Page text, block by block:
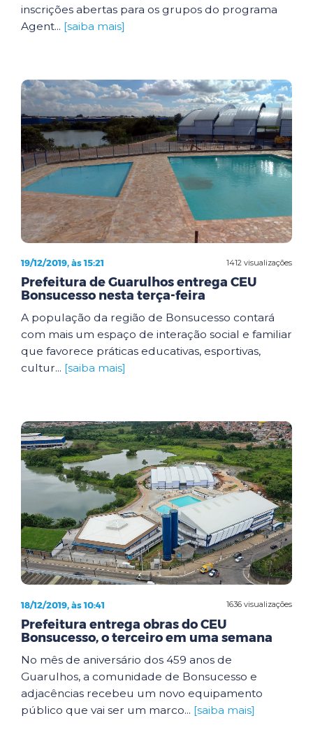
inscrições abertas para os grupos do programa
Agent... [saiba mais]
1412 visualizações
19/12/2019, às 15:21
Prefeitura de Guarulhos entrega CEU
Bonsucesso nesta terça-feira
A população da região de Bonsucesso contará
com mais um espaço de interação social e familiar
que favorece práticas educativas, esportivas,
cultur... [saiba mais]
1636 visualizações
18/12/2019, às 10:41
Prefeitura entrega obras do CEU
Bonsucesso, o terceiro em uma semana
No mês de aniversário dos 459 anos de
Guarulhos, a comunidade de Bonsucesso e
adjacências recebeu um novo equipamento
público que vai ser um marco... [saiba mais]